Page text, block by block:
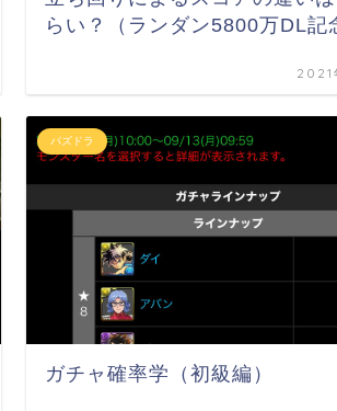
らい？（ランダン5800万DL記
2021
パズドラ
ガチャ確率学（初級編）